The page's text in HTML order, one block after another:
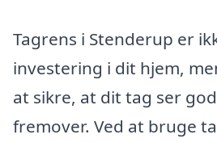
Tagrens i Stenderup er
investering i dit hjem,
at sikre, at dit tag ser
fremover. Ved at bruge